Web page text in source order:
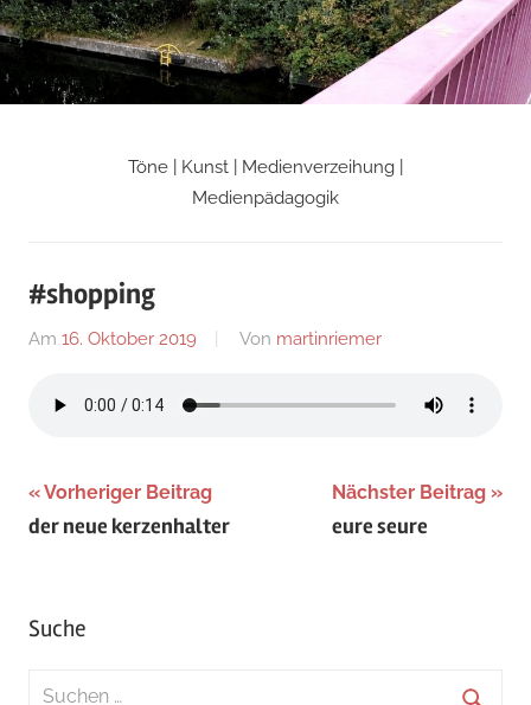
Zum
Inhalt
springen
Martin
Blog
Töne | Kunst | Medienverzeihung |
Medienpädagogik
#shopping
Am 16. Oktober 2019 Von martinriemer
Beitragsnavigation
Vorheriger Beitrag
der neue kerzenhalter
Nächster Beitrag
eure seure
Suche
Suchen